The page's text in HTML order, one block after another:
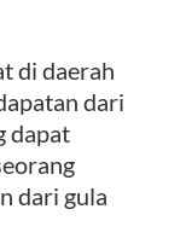
di daerah
dari
dapat
dari gula